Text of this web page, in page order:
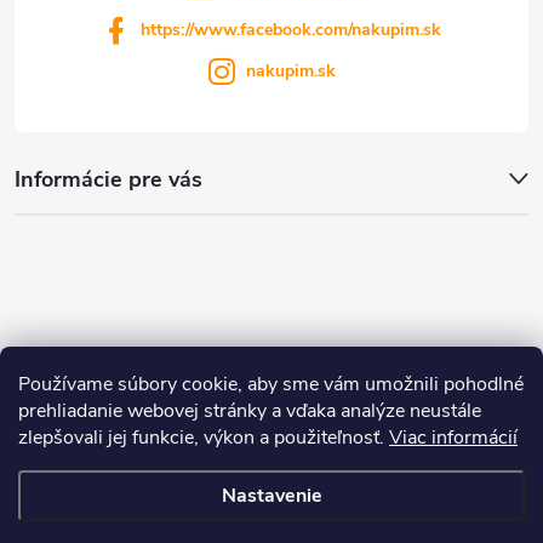
Používame súbory cookie, aby sme vám umožnili pohodlné
prehliadanie webovej stránky a vďaka analýze neustále
zlepšovali jej funkcie, výkon a použiteľnosť. Viac informácií
Nastavenie
Informácie pre vás
https://www.facebook.com/nakupim.sk
nakupim.sk
Copyright 2026